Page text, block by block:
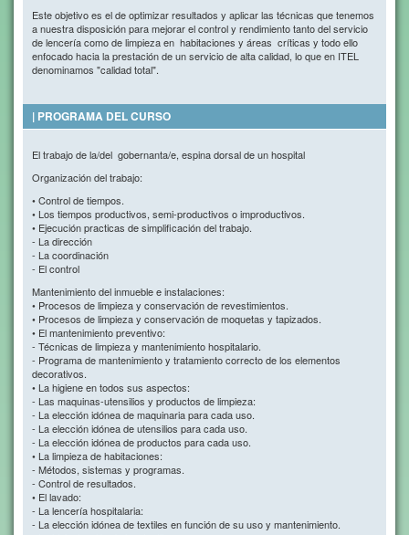
Este objetivo es el de optimizar resultados y aplicar las técnicas que tenemos
a nuestra disposición para mejorar el control y rendimiento tanto del servicio
de lencería como de limpieza en habitaciones y áreas críticas y todo ello
enfocado hacia la prestación de un servicio de alta calidad, lo que en ITEL
denominamos "calidad total".
| PROGRAMA DEL CURSO
El trabajo de la/del gobernanta/e, espina dorsal de un hospital
Organización del trabajo:
• Control de tiempos.
• Los tiempos productivos, semi-productivos o improductivos.
• Ejecución practicas de simplificación del trabajo.
- La dirección
- La coordinación
- El control
Mantenimiento del inmueble e instalaciones:
• Procesos de limpieza y conservación de revestimientos.
• Procesos de limpieza y conservación de moquetas y tapizados.
• El mantenimiento preventivo:
- Técnicas de limpieza y mantenimiento hospitalario.
- Programa de mantenimiento y tratamiento correcto de los elementos
decorativos.
• La higiene en todos sus aspectos:
- Las maquinas-utensilios y productos de limpieza:
- La elección idónea de maquinaria para cada uso.
- La elección idónea de utensilios para cada uso.
- La elección idónea de productos para cada uso.
• La limpieza de habitaciones:
- Métodos, sistemas y programas.
- Control de resultados.
• El lavado:
- La lencería hospitalaria:
- La elección idónea de textiles en función de su uso y mantenimiento.